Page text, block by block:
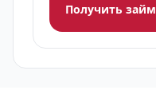
Получить займ